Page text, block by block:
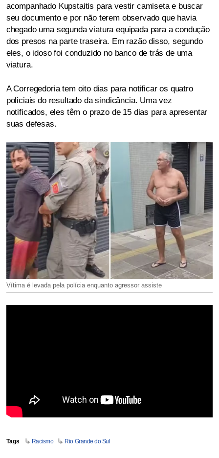
acompanhado Kupstaitis para vestir camiseta e buscar
seu documento e por não terem observado que havia
chegado uma segunda viatura equipada para a condução
dos presos na parte traseira. Em razão disso, segundo
eles, o idoso foi conduzido no banco de trás de uma
viatura.
A Corregedoria tem oito dias para notificar os quatro
policiais do resultado da sindicância. Uma vez
notificados, eles têm o prazo de 15 dias para apresentar
suas defesas.
Vítima é levada pela polícia enquanto agressor assiste
Tags Racismo Rio Grande do Sul